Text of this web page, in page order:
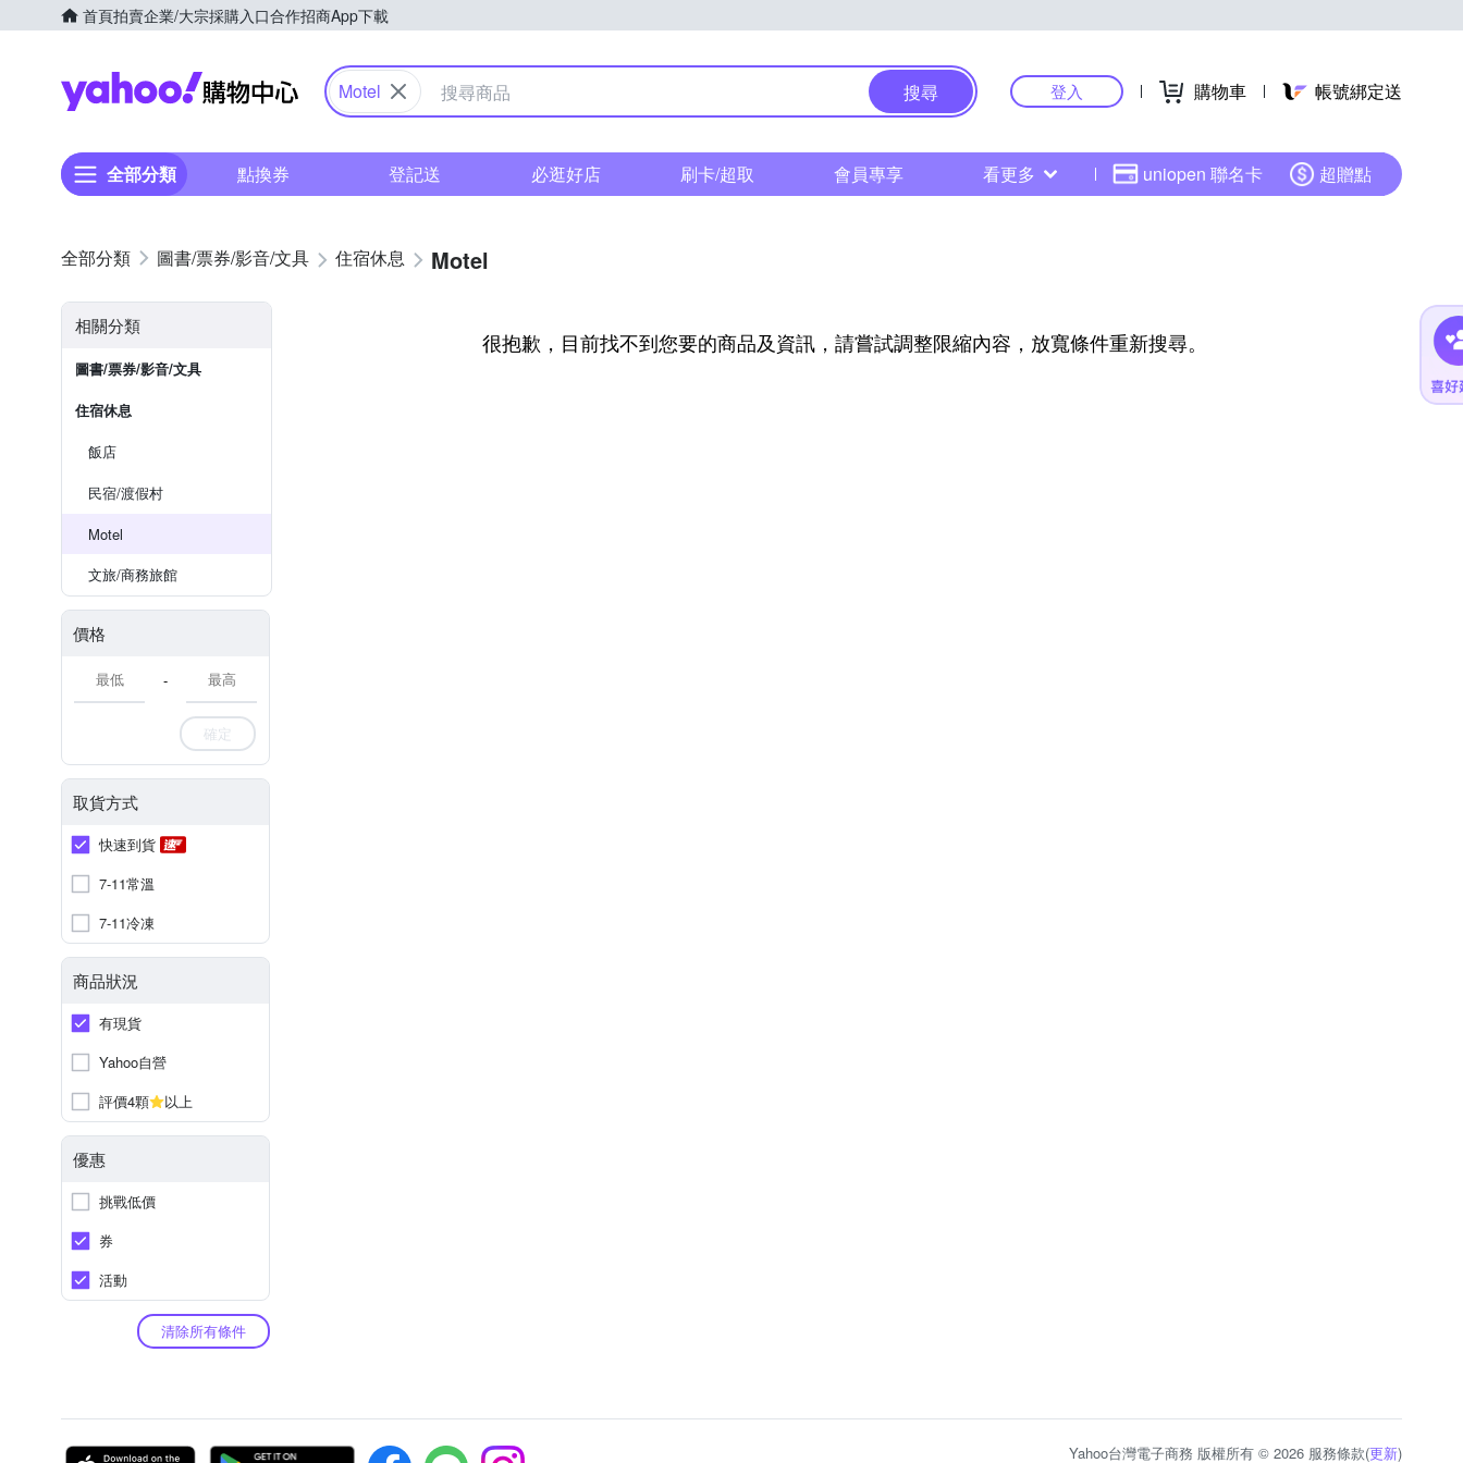
首頁拍賣企業/大宗採購入口合作招商App下載
Yahoo購物中心
Motel 搜尋 登入 購物車 帳號綁定送
全部分類 點換券 登記送 必逛好店 刷卡/超取 會員專享 看更多 uniopen 聯名卡 超贈點
圖書/票券/影音/文具 住宿休息 Motel
相關分類
圖書/票券/影音/文具
住宿休息
飯店
民宿/渡假村
Motel
文旅/商務旅館
價格
-
確定
取貨方式
快速到貨
7-11常溫
7-11冷凍
商品狀況
有現貨
Yahoo自營
評價4顆
以上
優惠
挑戰低價
券
活動
清除所有條件
很抱歉，目前找不到您要的商品及資訊，請嘗試調整限縮內容，放寬條件重新搜尋。
Yahoo台灣電子商務 版權所有 © 2026 服務條款(更新)